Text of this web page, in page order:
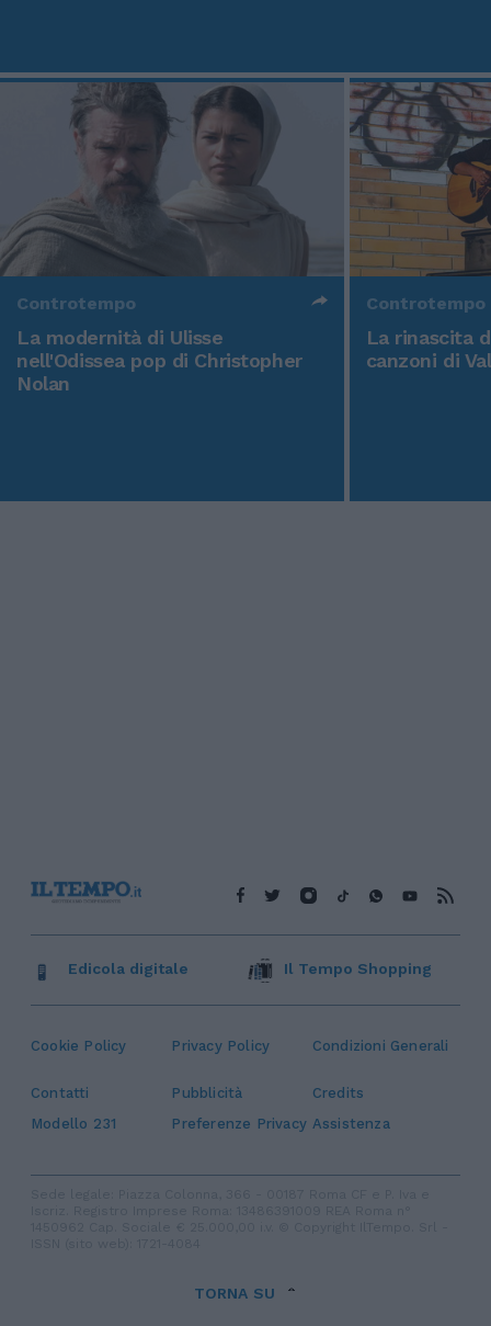
Controtempo
La modernità di Ulisse
nell'Odissea pop di Christopher
Nolan
Controtempo
La rinascita
canzoni di
Cookie Policy Privacy Policy Condizioni Generali
Contatti Pubblicità
Credits
Modello 231
Preferenze Privacy Assistenza
Edicola digitale Il Tempo Shopping
TORNA SU